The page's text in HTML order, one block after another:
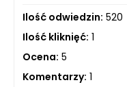
Ilość odwiedzin: 520
Ilość kliknięć: 1
Ocena: 5
Komentarzy: 1